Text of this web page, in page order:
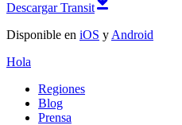
Descargar Transit
Disponible en iOS y Android
Hola
Regiones
Blog
Prensa